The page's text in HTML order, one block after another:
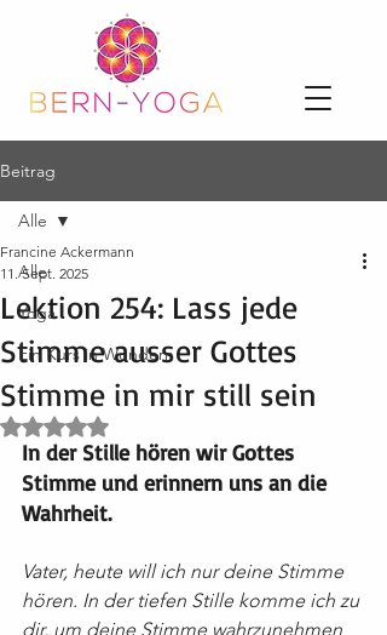
Beitrag
Alle
Yoga
Ein Kurs in Wundern
Alle
Lektion 254: Lass jede
Stimme ausser Gottes
Stimme in mir still sein
Francine Ackermann
11. Sept. 2025
Mit NaN von 5 Sternen bewertet.
In der Stille hören wir Gottes
Stimme und erinnern uns an die
Wahrheit.
Vater, heute will ich nur deine Stimme
hören. In der tiefen Stille komme ich zu
dir, um deine Stimme wahrzunehmen